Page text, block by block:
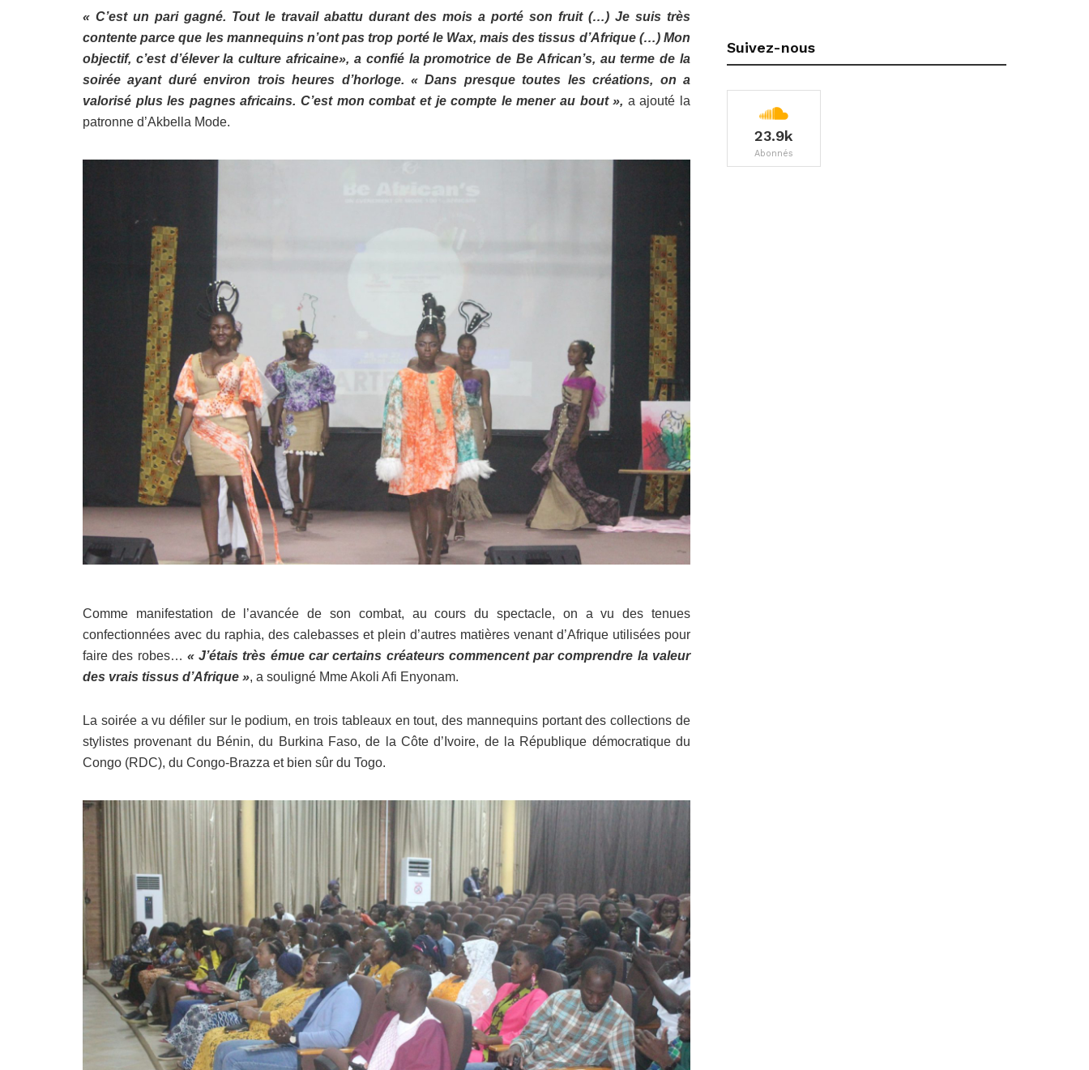
« C’est un pari gagné. Tout le travail abattu durant des mois a porté son fruit (…) Je suis très
contente parce que les mannequins n’ont pas trop porté le Wax, mais des tissus d’Afrique (…) Mon
objectif, c’est d’élever la culture africaine», a confié la promotrice de Be African’s, au terme de la
soirée ayant duré environ trois heures d’horloge. « Dans presque toutes les créations, on a
valorisé plus les pagnes africains. C’est mon combat et je compte le mener au bout », a ajouté la
patronne d’Akbella Mode.
Comme manifestation de l’avancée de son combat, au cours du spectacle, on a vu des tenues
confectionnées avec du raphia, des calebasses et plein d’autres matières venant d’Afrique utilisées pour
faire des robes… « J’étais très émue car certains créateurs commencent par comprendre la valeur
des vrais tissus d’Afrique », a souligné Mme Akoli Afi Enyonam.
La soirée a vu défiler sur le podium, en trois tableaux en tout, des mannequins portant des collections de
stylistes provenant du Bénin, du Burkina Faso, de la Côte d’Ivoire, de la République démocratique du
Congo (RDC), du Congo-Brazza et bien sûr du Togo.
Suivez-nous
23.9k
Abonnés